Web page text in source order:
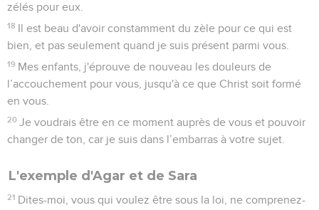
zélés pour eux.
18 Il est beau d'avoir constamment du zèle pour ce qui est
bien, et pas seulement quand je suis présent parmi vous.
19 Mes enfants, j'éprouve de nouveau les douleurs de
l’accouchement pour vous, jusqu'à ce que Christ soit formé
en vous.
20 Je voudrais être en ce moment auprès de vous et pouvoir
changer de ton, car je suis dans l’embarras à votre sujet.
L'exemple d'Agar et de Sara
21 Dites-moi, vous qui voulez être sous la loi, ne comprenez-